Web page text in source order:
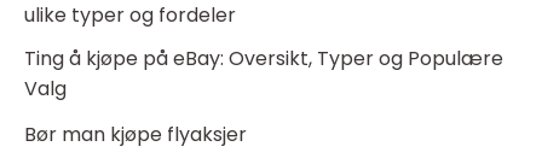
ulike typer og fordeler
Ting å kjøpe på eBay: Oversikt, Typer og Populære
Valg
Bør man kjøpe flyaksjer